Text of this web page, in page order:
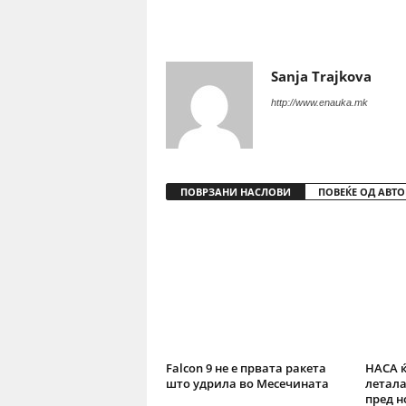
Sanja Trajkova
http://www.enauka.mk
ПОВРЗАНИ НАСЛОВИ ПОВЕЌЕ ОД
Falcon 9 не е првата ракета
што удрила во Месечината
НАСА
пред